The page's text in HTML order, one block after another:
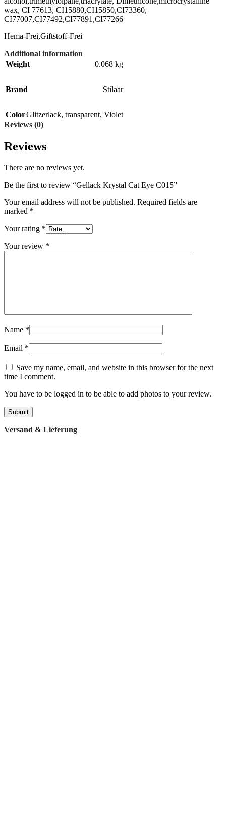
wax, CI 77613, CI15880,CI15850,CI73360,
CI77007,CI77492,CI77891,CI77266
Hema-Frei,Giftstoff-Frei
Additional information
Weight
0.068 kg
Brand Stilaar
ColorGlitzerlack, transparent, Violet
Reviews (0)
Reviews
There are no reviews yet.
Be the first to review “Gellack Krystal Cat Eye C015”
Your email address will not be published. Required fields are
marked *
Your rating *
Your review *
Name *
Email *
Save my name, email, and website in this browser for the next
time I comment.
You have to be logged in to be able to add photos to your review.
Versand & Lieferung